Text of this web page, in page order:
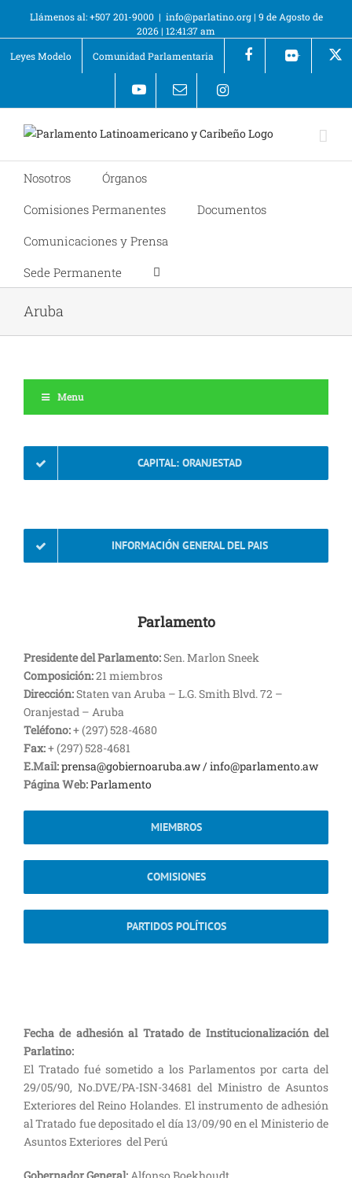
Llámenos al: +507 201-9000 | info@parlatino.org| 9 de Agosto de
2026| 12:41:37 am
Leyes Modelo
Comunidad Parlamentaria +
Nosotros
Órganos
Comisiones Permanentes
Documentos
Comunicaciones y Prensa
Sede Permanente
Aruba
Menu
CAPITAL: ORANJESTAD
INFORMACIÓN GENERAL DEL PAIS
Parlamento
Presidente del Parlamento:Sen. Marlon Sneek
Composición:21 miembros
Dirección:Staten van Aruba – L.G. Smith Blvd. 72 –
Oranjestad – Aruba
Teléfono:+ (297) 528-4680
Fax:+ (297) 528-4681
E.Mail:prensa@gobiernoaruba.aw /info@parlamento.aw
Página Web:Parlamento
MIEMBROS
COMISIONES
PARTIDOS POLÍTICOS
Fecha de adhesión al Tratado de Institucionalización del
Parlatino:
El Tratado fué sometido a los Parlamentos por carta del
29/05/90, No.DVE/PA-ISN-34681 del Ministro de Asuntos
Exteriores del Reino Holandes. El instrumento de adhesión
al Tratado fue depositado el día 13/09/90 en el Ministerio de
Asuntos Exteriores del Perú